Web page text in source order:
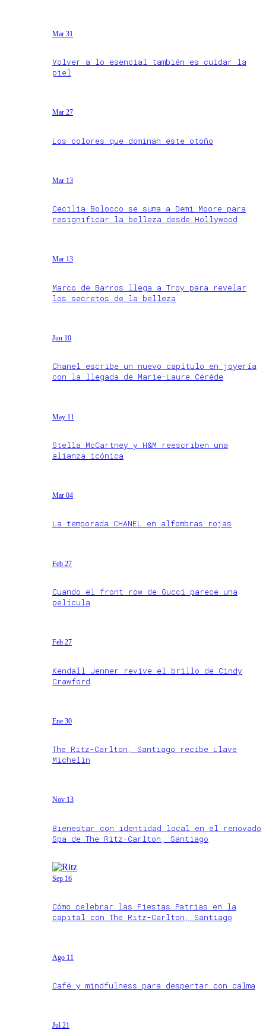
Mar 31
Volver a lo esencial también es cuidar la
piel
Mar 27
Los colores que dominan este otoño
Mar 13
Cecilia Bolocco se suma a Demi Moore para
resignificar la belleza desde Hollywood
Mar 13
Marco de Barros llega a Troy para revelar
los secretos de la belleza
Jun 10
Chanel escribe un nuevo capítulo en joyería
con la llegada de Marie-Laure Cérède
May 11
Stella McCartney y H&M reescriben una
alianza icónica
Mar 04
La temporada CHANEL en alfombras rojas
Feb 27
Cuando el front row de Gucci parece una
película
Feb 27
Kendall Jenner revive el brillo de Cindy
Crawford
Ene 30
The Ritz-Carlton, Santiago recibe Llave
Michelin
Nov 13
Bienestar con identidad local en el renovado
Spa de The Ritz-Carlton, Santiago
Sep 16
Cómo celebrar las Fiestas Patrias en la
capital con The Ritz-Carlton, Santiago
Ago 11
Café y mindfulness para despertar con calma
Jul 21